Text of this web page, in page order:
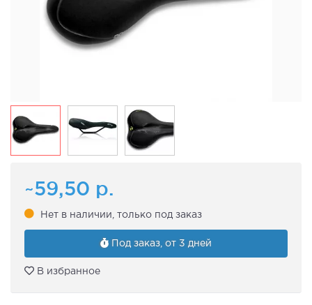
~59,50 р.
Нет в наличии, только под заказ
Под заказ, от 3 дней
В избранное